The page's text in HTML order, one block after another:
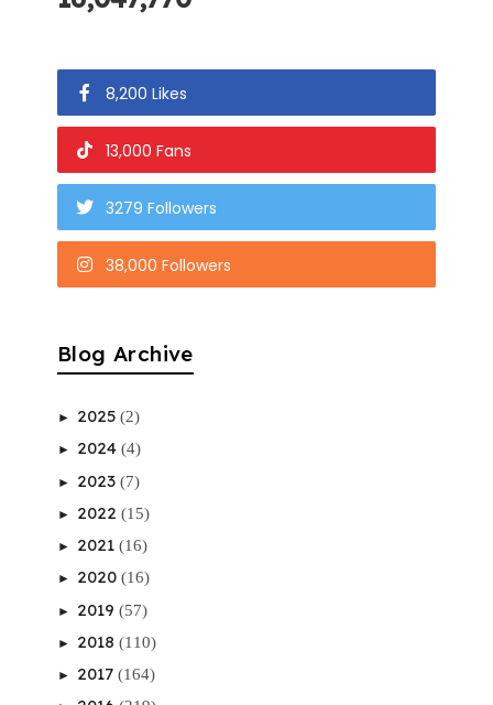
8,200 Likes
13,000 Fans
3279 Followers
38,000 Followers
Blog Archive
► 2025 (2)
► 2024 (4)
► 2023 (7)
► 2022 (15)
► 2021 (16)
► 2020 (16)
► 2019 (57)
► 2018 (110)
► 2017 (164)